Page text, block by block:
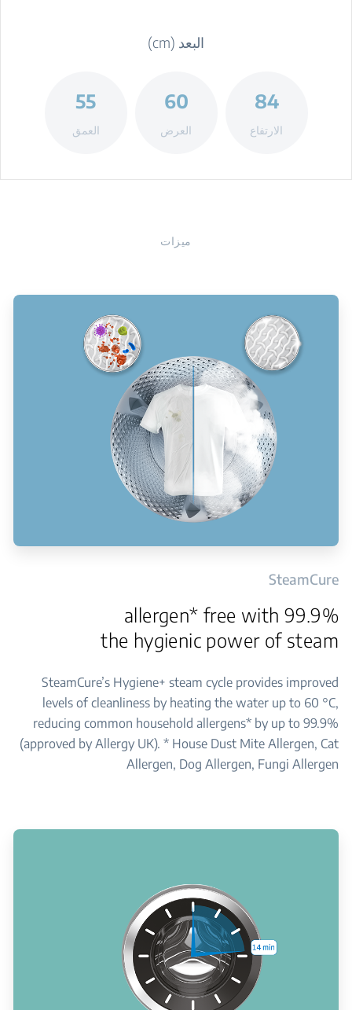
البعد (cm)
84
الارتفاع
60
العرض
55
العمق
ميزات
SteamCure
99.9% allergen* free with
the hygienic power of steam
SteamCure’s Hygiene+ steam cycle provides improved
levels of cleanliness by heating the water up to 60 °C,
reducing common household allergens* by up to 99.9%
(approved by Allergy UK). * House Dust Mite Allergen, Cat
Allergen, Dog Allergen, Fungi Allergen